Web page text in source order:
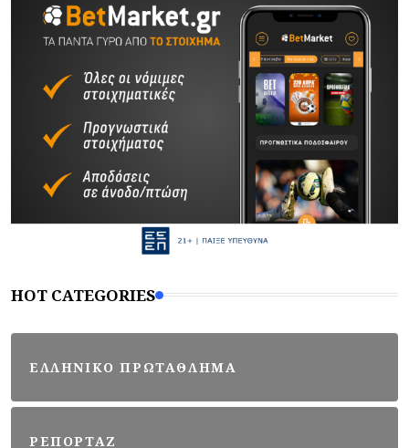
HOT CATEGORIES
ΕΛΛΗΝΙΚΟ ΠΡΩΤΑΘΛΗΜΑ
ΡΕΠΟΡΤΑΖ